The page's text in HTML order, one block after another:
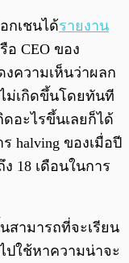
กเชนได้รายงาน
อ CEO ของ
ความเห็นว่าผลก
ม่เกิดขึ้นโดยทันที
อะไรขึ้นเลยก็ได้
halving ของเมื่อปี
18 เดือนในการ
สามารถที่จะเรียน
ปใช้หาความน่าจะ